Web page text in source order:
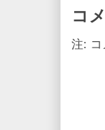
コ
注: コ